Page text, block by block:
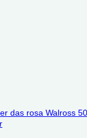
das rosa Walross